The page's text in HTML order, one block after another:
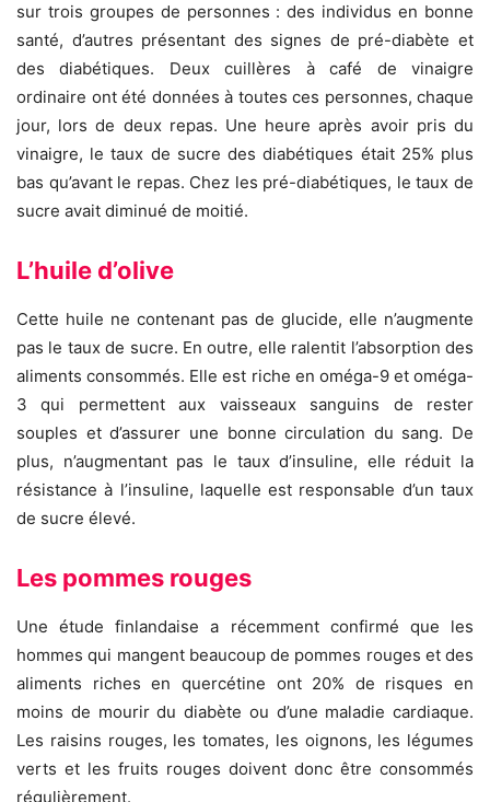
sur trois groupes de personnes : des individus en bonne
santé, d’autres présentant des signes de pré-diabète et
des diabétiques. Deux cuillères à café de vinaigre
ordinaire ont été données à toutes ces personnes, chaque
jour, lors de deux repas. Une heure après avoir pris du
vinaigre, le taux de sucre des diabétiques était 25% plus
bas qu’avant le repas. Chez les pré-diabétiques, le taux de
sucre avait diminué de moitié.
L’huile d’olive
Cette huile ne contenant pas de glucide, elle n’augmente
pas le taux de sucre. En outre, elle ralentit l’absorption des
aliments consommés. Elle est riche en oméga-9 et oméga-
3 qui permettent aux vaisseaux sanguins de rester
souples et d’assurer une bonne circulation du sang. De
plus, n’augmentant pas le taux d’insuline, elle réduit la
résistance à l’insuline, laquelle est responsable d’un taux
de sucre élevé.
Les pommes rouges
Une étude finlandaise a récemment confirmé que les
hommes qui mangent beaucoup de pommes rouges et des
aliments riches en quercétine ont 20% de risques en
moins de mourir du diabète ou d’une maladie cardiaque.
Les raisins rouges, les tomates, les oignons, les légumes
verts et les fruits rouges doivent donc être consommés
régulièrement.